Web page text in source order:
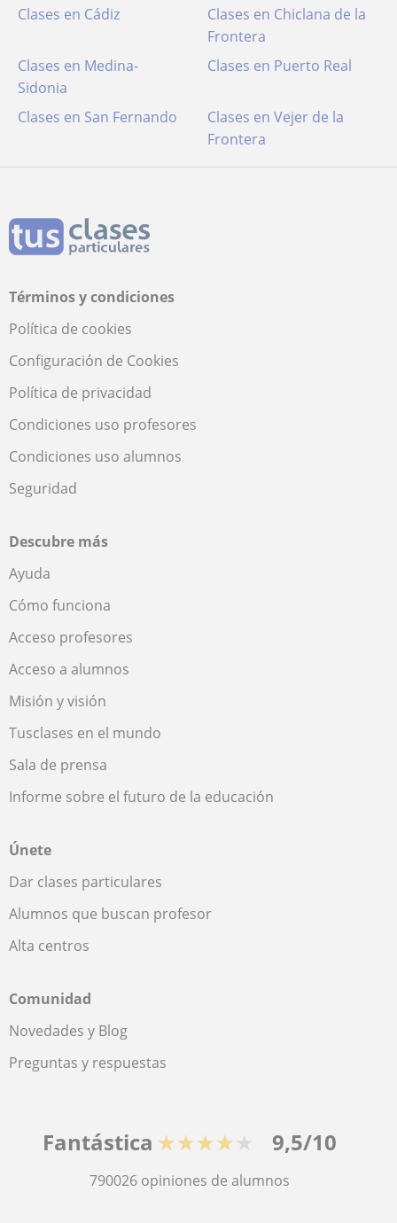
Clases en Cádiz
Clases en Chiclana de la
Frontera
Clases en Medina-
Sidonia
Clases en Puerto Real
Clases en San Fernando
Clases en Vejer de la
Frontera
Términos y condiciones
Política de cookies
Configuración de Cookies
Política de privacidad
Condiciones uso profesores
Condiciones uso alumnos
Seguridad
Descubre más
Ayuda
Cómo funciona
Acceso profesores
Acceso a alumnos
Misión y visión
Tusclases en el mundo
Sala de prensa
Informe sobre el futuro de la educación
Únete
Dar clases particulares
Alumnos que buscan profesor
Alta centros
Comunidad
Novedades y Blog
Preguntas y respuestas
Fantástica ★★★★★ 9,5/10
790026 opiniones de alumnos